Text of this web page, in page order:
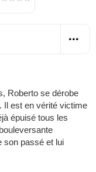
Roberto se dérobe
Il est en vérité victime
épuisé tous les
son passé et lui